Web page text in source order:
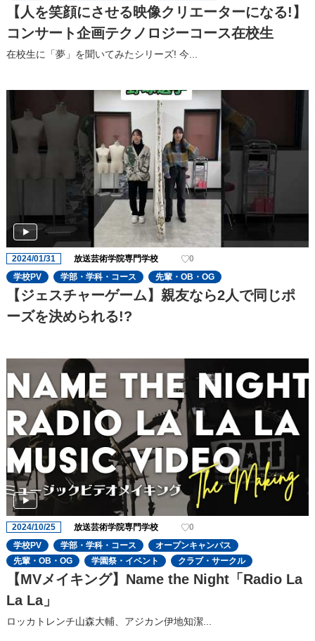
【人を笑顔にさせる映像クリエーターになる!】
コンサート企画テクノロジーコース在校生
在校生に「夢」を聞いてみたシリーズ! 今...
2024/01/31 放送芸術学院専門学校
0
学校PV
学部・学科・コース 先輩・OB・OG
【ジェスチャーゲーム】親友なら2人で同じポ
ーズを決められる!?
2024/10/25 放送芸術学院専門学校
0
学校PV
学部・学科・コース
オープンキャンパス
先輩・OB・OG
学園祭・イベント クラブ・サークル
【MVメイキング】Name the Night「Radio La
La La」
ロッカトレンチ山森大輔、アジカン伊地知潔...